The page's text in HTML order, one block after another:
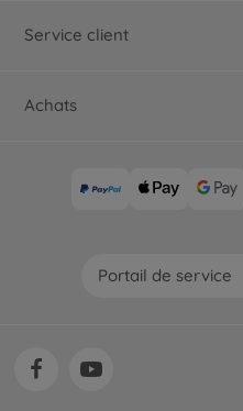
Service client
Achats
Portail de service